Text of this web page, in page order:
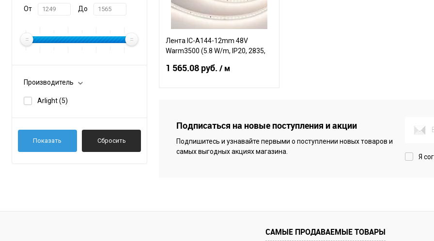
От До
Производитель
Arlight(5)
Показать Сбросить
Лента IC-A144-12mm 48V
Warm3500 (5.8 W/m, IP20, 2835,
1 565.08 руб. / м
В избранное
В наличии
Подписаться на новые поступления и акции
Подпишитесь и узнавайте первыми о поступлении новых товаров и
самых выгодных акциях магазина.
Я
САМЫЕ ПРОДАВАЕМЫЕ ТОВАРЫ